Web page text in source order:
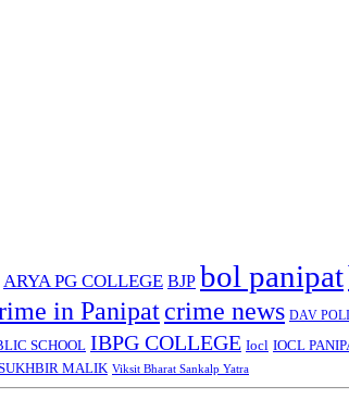
ARYA PG COLLEGE BJP bol panipat
in Panipatcrime news DAV
SCHOOL IBPG COLLEGE Iocl IOCL
MALIK Viksit Bharat Sankalp Yatra